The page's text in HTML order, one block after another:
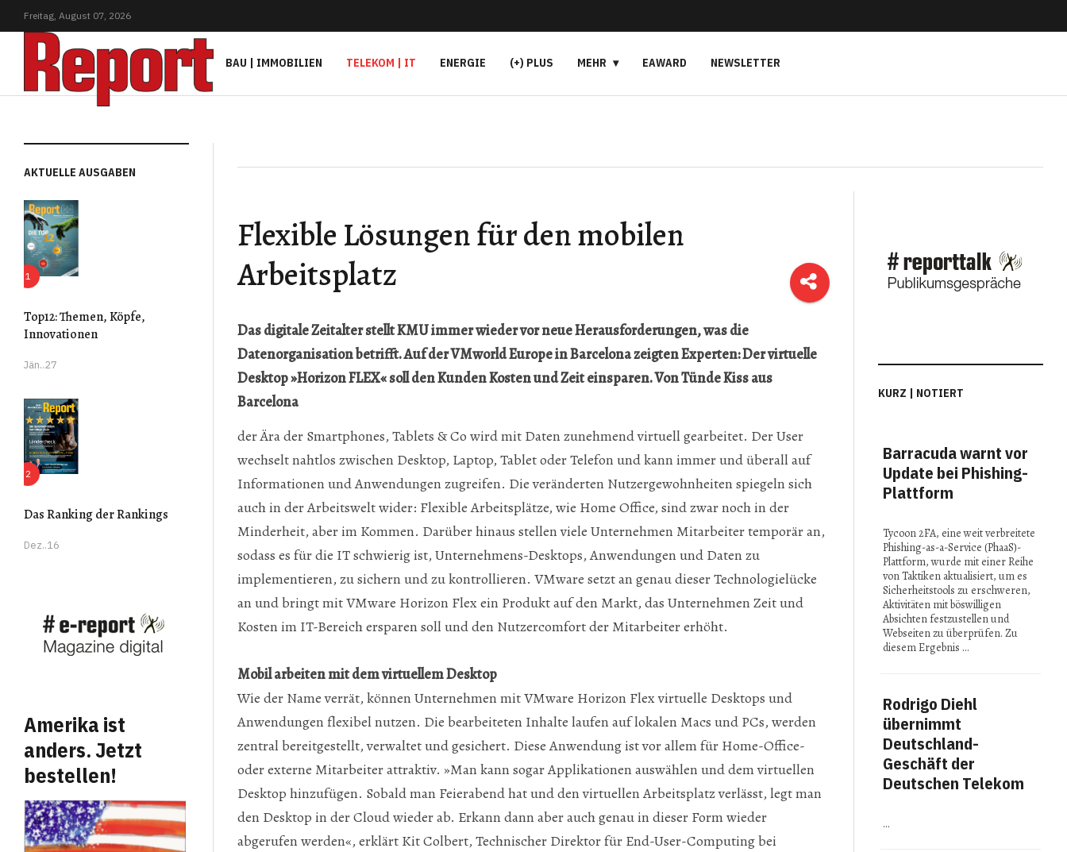
Freitag, August 07, 2026
BAU | IMMOBILIEN TELEKOM | IT ENERGIE (+) PLUS MEHR EAWARD NEWSLETTER
AKTUELLE AUSGABEN
Top12: Themen, Köpfe,
Innovationen
Jän..27
Das Ranking der Rankings
Dez..16
Amerika ist
anders. Jetzt
bestellen!
Flexible Lösungen für den mobilen
Arbeitsplatz
Das digitale Zeitalter stellt KMU immer wieder vor neue Herausforderungen, was die
Datenorganisation betrifft. Auf der VMworld Europe in Barcelona zeigten Experten: Der virtuelle
Desktop »Horizon FLEX« soll den Kunden Kosten und Zeit einsparen. Von Tünde Kiss aus
Barcelona
der Ära der Smartphones, Tablets & Co wird mit Daten zunehmend virtuell gearbeitet. Der User
wechselt nahtlos zwischen Desktop, Laptop, Tablet oder Telefon und kann immer und überall auf
Informationen und Anwendungen zugreifen. Die veränderten Nutzergewohnheiten spiegeln sich
auch in der Arbeitswelt wider: Flexible Arbeitsplätze, wie Home Office, sind zwar noch in der
Minderheit, aber im Kommen. Darüber hinaus stellen viele Unternehmen Mitarbeiter temporär an,
sodass es für die IT schwierig ist, Unternehmens-Desktops, Anwendungen und Daten zu
implementieren, zu sichern und zu kontrollieren. VMware setzt an genau dieser Technologielücke
an und bringt mit VMware Horizon Flex ein Produkt auf den Markt, das Unternehmen Zeit und
Kosten im IT-Bereich ersparen soll und den Nutzercomfort der Mitarbeiter erhöht.
Mobil arbeiten mit dem virtuellem Desktop
Wie der Name verrät, können Unternehmen mit VMware Horizon Flex virtuelle Desktops und
Anwendungen flexibel nutzen. Die bearbeiteten Inhalte laufen auf lokalen Macs und PCs, werden
zentral bereitgestellt, verwaltet und gesichert. Diese Anwendung ist vor allem für Home-Office-
oder externe Mitarbeiter attraktiv. »Man kann sogar Applikationen auswählen und dem virtuellen
Desktop hinzufügen. Sobald man Feierabend hat und den virtuellen Arbeitsplatz verlässt, legt man
den Desktop in der Cloud wieder ab. Erkann dann aber auch genau in dieser Form wieder
abgerufen werden«, erklärt Kit Colbert, Technischer Direktor für End-User-Computing bei
KURZ | NOTIERT
Barracuda warnt vor
Update bei Phishing-
Plattform
Tycoon 2FA, eine weit verbreitete
Phishing-as-a-Service (PhaaS)-
Plattform, wurde mit einer Reihe
von Taktiken aktualisiert, um es
Sicherheitstools zu erschweren,
Aktivitäten mit böswilligen
Absichten festzustellen und
Webseiten zu überprüfen. Zu
diesem Ergebnis …
Rodrigo Diehl
übernimmt
Deutschland-
Geschäft der
Deutschen Telekom
…